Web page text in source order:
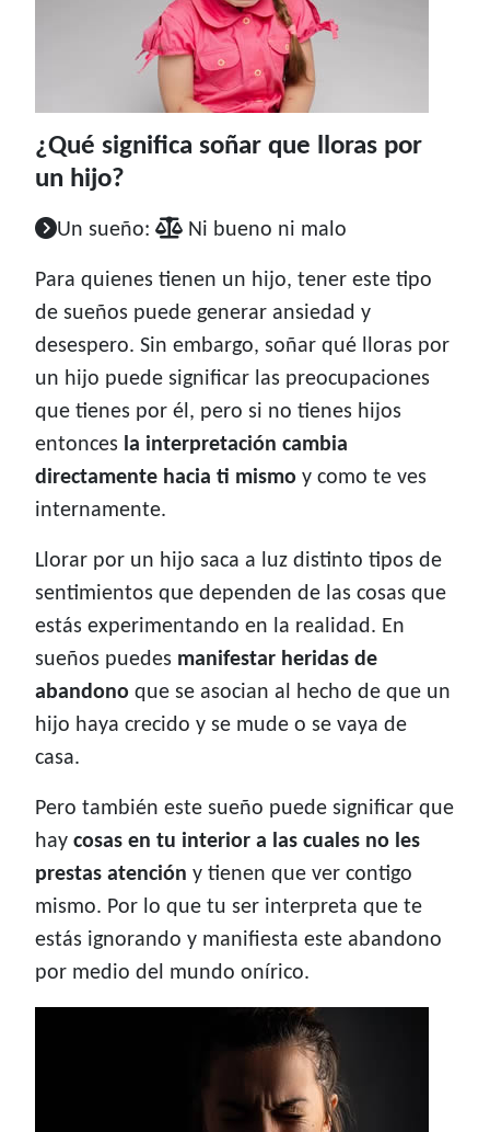
¿Qué significa soñar que lloras por
un hijo?
Un sueño: Ni bueno ni malo
Para quienes tienen un hijo, tener este tipo
de sueños puede generar ansiedad y
desespero. Sin embargo, soñar qué lloras por
un hijo puede significar las preocupaciones
que tienes por él, pero si no tienes hijos
entonces la interpretación cambia
directamente hacia ti mismo y como te ves
internamente.
Llorar por un hijo saca a luz distinto tipos de
sentimientos que dependen de las cosas que
estás experimentando en la realidad. En
sueños puedes manifestar heridas de
abandono que se asocian al hecho de que un
hijo haya crecido y se mude o se vaya de
casa.
Pero también este sueño puede significar que
hay cosas en tu interior a las cuales no les
prestas atención y tienen que ver contigo
mismo. Por lo que tu ser interpreta que te
estás ignorando y manifiesta este abandono
por medio del mundo onírico.